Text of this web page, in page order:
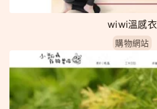
wiwi溫感衣
購物網站